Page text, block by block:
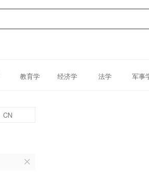
教育学 经济学 法学 军事